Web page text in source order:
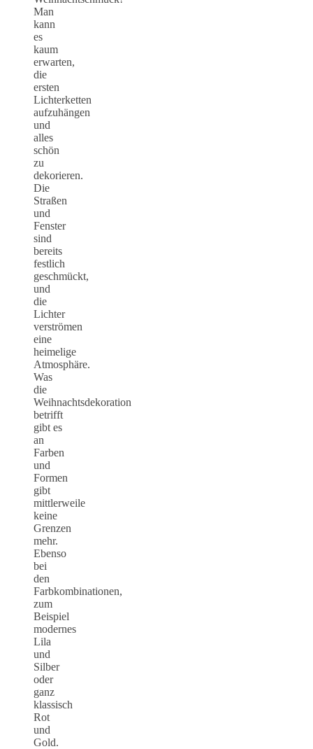
Man
kann
es
kaum
erwarten,
die
ersten
Lichterketten
aufzuhängen
und
alles
schön
zu
dekorieren.
Die
Straßen
und
Fenster
sind
bereits
festlich
geschmückt,
und
die
Lichter
verströmen
eine
heimelige
Atmosphäre.
Was
die
Weihnachtsdekoration
betrifft
gibt es
an
Farben
und
Formen
gibt
mittlerweile
keine
Grenzen
mehr.
Ebenso
bei
den
Farbkombinationen,
zum
Beispiel
modernes
Lila
und
Silber
oder
ganz
klassisch
Rot
und
Gold.